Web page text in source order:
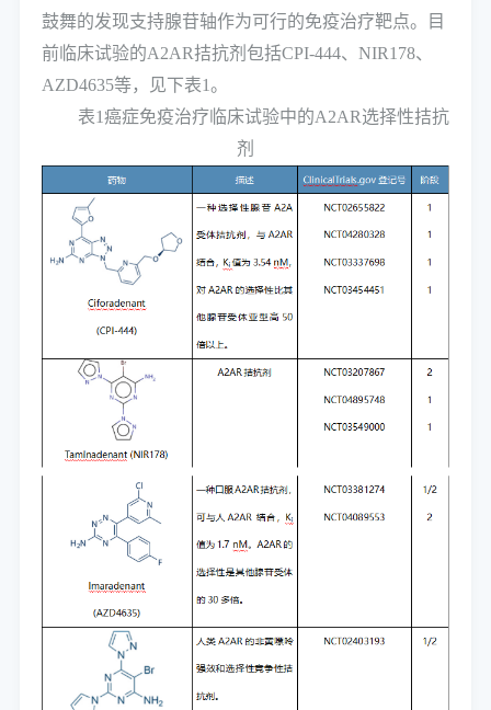
鼓舞的发现支持腺苷轴作为可行的免疫治疗靶点。目
前临床试验的A2AR拮抗剂包括CPI-444、NIR178、
AZD4635等，见下表1。
表1癌症免疫治疗临床试验中的A2AR选择性拮抗
剂